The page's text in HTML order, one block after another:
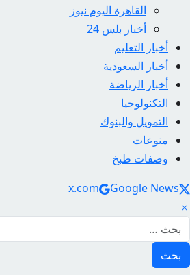
القاهرة اليوم نيوز
أخبار بلس 24
أخبار التعليم
أخبار السعودية
أخبار الرياضة
التكنولوجيا
التمويل والبنوك
منوعات
وصفات طبخ
Social Links
x.com Google News
البحث عن: